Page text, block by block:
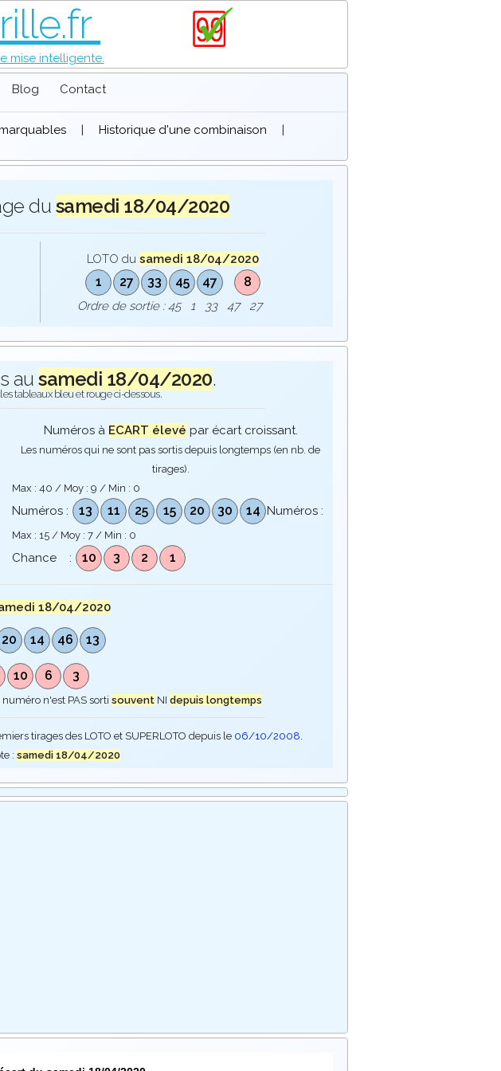
mise intelligente.
Blog Contact
| Historique d'une combinaison
|
du samedi 18/04/2020
LOTO dusamedi 18/04/2020
1 27 33 45 47 8
Ordre de sortie : 45 1 33 47 27
au samedi 18/04/2020.
tableaux bleu et rouge ci-dessous.
Numéros à ECART élevé par écart croissant.
Les numéros qui ne sont pas sortis depuis longtemps (en nb. de
tirages).
Max : 40 / Moy : 9 / Min : 0
Numéros : 13 11 25 15 20 30 14 Numéros :
Max : 15 / Moy : 7 / Min : 0
Chance : 10 3 2 1
18/04/2020
20 14 46 13
10 6 3
n'est PAS sorti souventNI depuis longtemps
tirages des LOTO et SUPERLOTO depuis le 06/10/2008.
: samedi 18/04/2020